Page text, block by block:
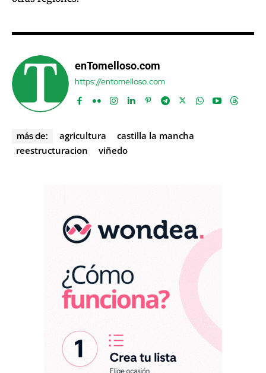
enTomelloso.com
https://entomelloso.com
más de: agricultura
castilla la mancha
reestructuracion
viñedo